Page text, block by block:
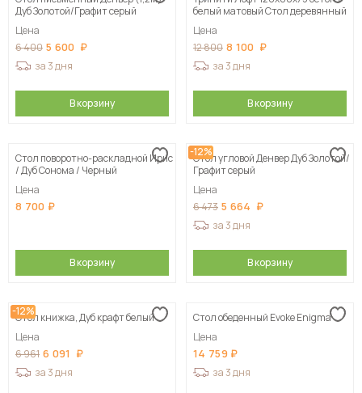
Дуб Золотой/Графит серый
Цена
6 400 5 600
за 3 дня
В корзину
белый матовый Стол деревянный
Цена
12 800 8 100
за 3 дня
В корзину
Стол поворотно-раскладной Ирис
/ Дуб Сонома / Черный
Цена
8 700
В корзину
-12%
Стол угловой Денвер Дуб Золотой/
Графит серый
Цена
6 473 5 664
за 3 дня
В корзину
-12%
Стол книжка, Дуб крафт белый
Цена
6 961 6 091
за 3 дня
Стол обеденный Evoke Enigma
Цена
14 759
за 3 дня